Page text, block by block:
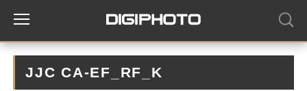
JJC CA-EF_RF_K